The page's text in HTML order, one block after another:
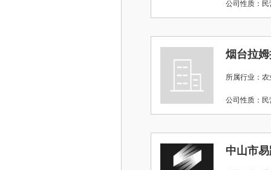
公司性质
烟台拉
所属行业：农
公司性质
中山市